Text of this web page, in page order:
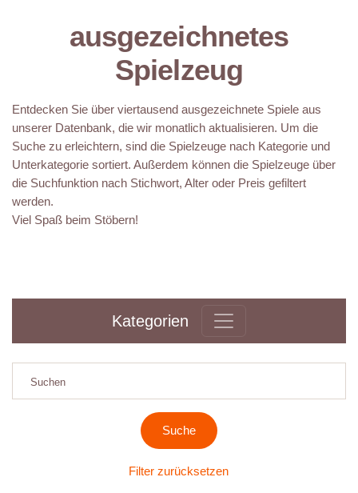
ausgezeichnetes
Spielzeug
Entdecken Sie über viertausend ausgezeichnete Spiele aus
unserer Datenbank, die wir monatlich aktualisieren. Um die
Suche zu erleichtern, sind die Spielzeuge nach Kategorie und
Unterkategorie sortiert. Außerdem können die Spielzeuge über
die Suchfunktion nach Stichwort, Alter oder Preis gefiltert
werden.
Viel Spaß beim Stöbern!
Kategorien
Filter zurücksetzen